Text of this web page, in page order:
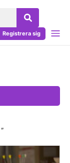
Registrera sig